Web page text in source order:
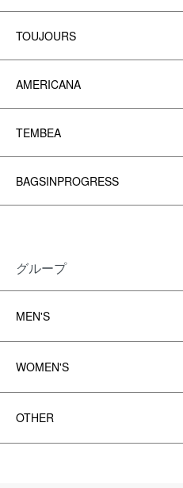
TOUJOURS
AMERICANA
TEMBEA
BAGSINPROGRESS
グループ
MEN'S
WOMEN'S
OTHER